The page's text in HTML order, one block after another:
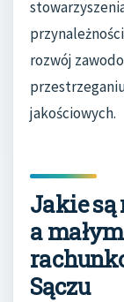
rozwój
jakościowych.
Jakie
a
Sączu